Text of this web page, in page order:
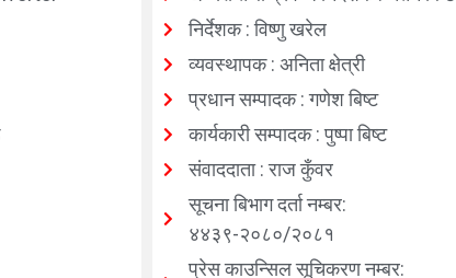
निर्देशक : विष्णु खरेल
व्यवस्थापक : अनिता क्षेत्री
प्रधान सम्पादक : गणेश बिष्ट
कार्यकारी सम्पादक : पुष्पा बिष्ट
संवाददाता : राज कुँवर
सूचना बिभाग दर्ता नम्बर:
४४३९-२०८०/२०८१
प्रेस काउन्सिल सूचिकरण नम्बर: